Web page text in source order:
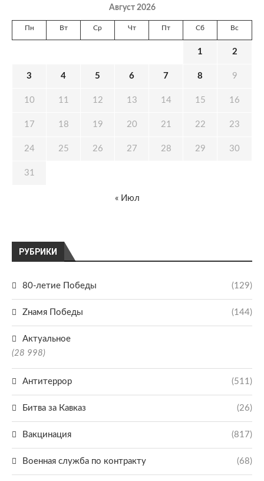
РУБРИКИ
80-летие Победы (129)
Zнамя Победы (144)
Актуальное
(28 998)
Антитеррор (511)
Битва за Кавказ (26)
Вакцинация (817)
Военная служба по контракту (68)
Август 2026
Пн Вт Ср Чт Пт Сб Вс
1 2
3 4 5 6 7 8 9
10 11 12 13 14 15 16
17 18 19 20 21 22 23
24 25 26 27 28 29 30
31
« Июл